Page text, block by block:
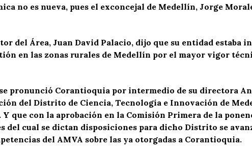
no es nueva, pues el exconcejal de Medellín, Jorge
del Área, Juan David Palacio, dijo que su entidad estaba
en las zonas rurales de Medellín por el mayor vigor
pronunció Corantioquia por intermedio de su directora
del Distrito de Ciencia, Tecnología e Innovación de
que con la aprobación en la Comisión Primera de la
del cual se dictan disposiciones para dicho Distrito se
del AMVA sobre las ya otorgadas a Corantioquia.